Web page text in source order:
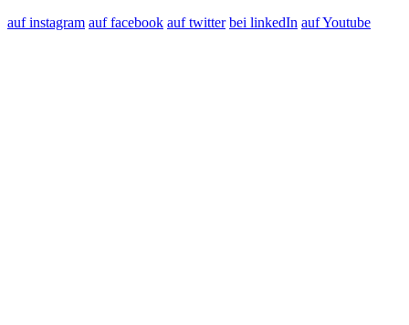
auf instagram auf facebook auf twitter bei linkedIn auf Youtube